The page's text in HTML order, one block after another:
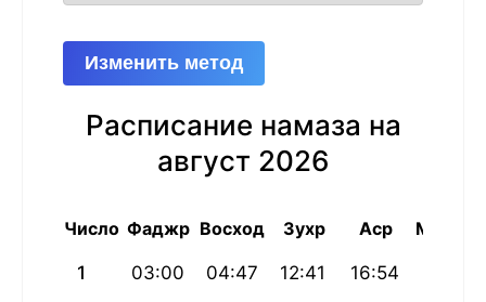
Изменить метод
Расписание намаза на
август 2026
Число Фаджр Восход Зухр Аср Магриб
1 03:00 04:47 12:41 16:54